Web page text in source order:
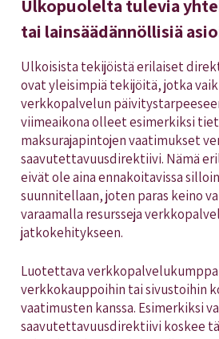
Ulkopuolelta tulevia
tai lainsäädännöllisiä
Ulkoisista tekijöistä erilaiset
ovat yleisimpiä tekijöitä, jotka
verkkopalvelun
viimeaikona olleet esimerkiksi
maksurajapintojen vaatimukset
saavutettavuusdirektiivi. Nämä
eivät ole aina ennakoitavissa
suunnitellaan, joten paras keino
varaamalla resursseja
jatkokehitykseen.
Luotettava
verkkokauppoihin tai sivustoihin
vaatimusten kanssa. Esimerkiksi
saavutettavuusdirektiivi koskee